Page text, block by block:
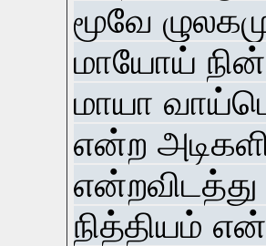
மூவே
மாயோய்
மாயா
என்ற
நித்தியம்